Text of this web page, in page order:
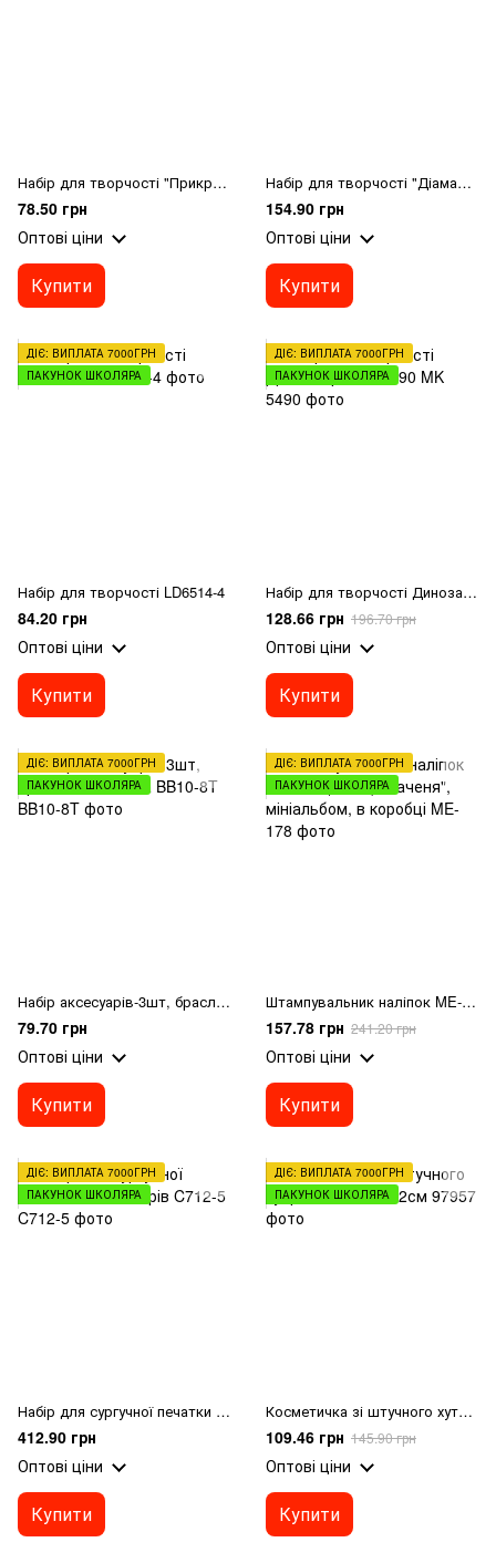
Набір для творчості "Прикраси з термомозаїки 3 в 1"
78.50 грн
Оптові ціни
Купити
Набір для творчості "Діамантова мозаїка"
154.90 грн
Оптові ціни
Купити
ДІЄ: ВИПЛАТА 7000ГРН
ПАКУНОК ШКОЛЯРА
Набір для творчості LD6514-4
84.20 грн
Оптові ціни
Купити
ДІЄ: ВИПЛАТА 7000ГРН
ПАКУНОК ШКОЛЯРА
Набір для творчості Динозаври MK 5490
128.66 грн 196.70 грн
Оптові ціни
Купити
ДІЄ: ВИПЛАТА 7000ГРН
ПАКУНОК ШКОЛЯРА
Набір аксесуарів-3шт, браслети/заколка BB10-8T
79.70 грн
Оптові ціни
Купити
ДІЄ: ВИПЛАТА 7000ГРН
ПАКУНОК ШКОЛЯРА
Штампувальник наліпок ME-178 (192/2) "Каченя", мініальбом, в коробці
157.78 грн 241.20 грн
Оптові ціни
Купити
ДІЄ: ВИПЛАТА 7000ГРН
ПАКУНОК ШКОЛЯРА
Набір для сургучної печатки 10 кольорів C712-5
412.90 грн
Оптові ціни
Купити
ДІЄ: ВИПЛАТА 7000ГРН
ПАКУНОК ШКОЛЯРА
Косметичка зі штучного хутра 8123-1 19*12см
109.46 грн 145.90 грн
Оптові ціни
Купити